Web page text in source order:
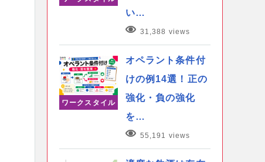
い…
31,388 views
ワークスタイル
オペラント条件付
けの例14選！正の
強化・負の強化
を…
55,191 views